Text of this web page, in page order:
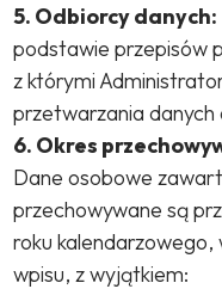
5. Odbiorcy danych:
podstawie przepisów
z którymi
przetwarzania danych
6. Okres
Dane osobowe
przechowywane są
roku
wpisu, z wyjątkiem: